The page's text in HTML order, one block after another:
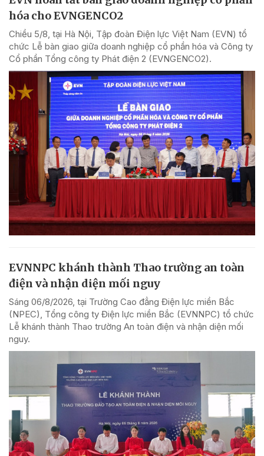
hóa cho EVNGENCO2
Chiều 5/8, tại Hà Nội, Tập đoàn Điện lực Việt Nam (EVN) tổ
chức Lễ bàn giao giữa doanh nghiệp cổ phần hóa và Công ty
Cổ phần Tổng công ty Phát điện 2 (EVNGENCO2).
EVNNPC khánh thành Thao trường an toàn
điện và nhận diện mối nguy
Sáng 06/8/2026, tại Trường Cao đẳng Điện lực miền Bắc
(NPEC), Tổng công ty Điện lực miền Bắc (EVNNPC) tổ chức
Lễ khánh thành Thao trường An toàn điện và nhận diện mối
nguy.